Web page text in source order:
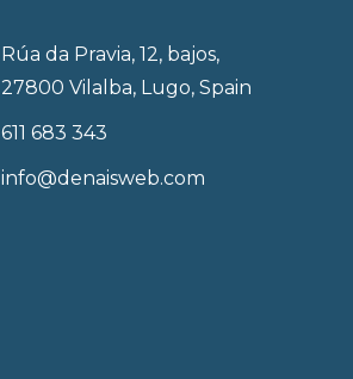
Rúa da Pravia, 12, bajos,
27800 Vilalba, Lugo, Spain
611 683 343
info@denaisweb.com